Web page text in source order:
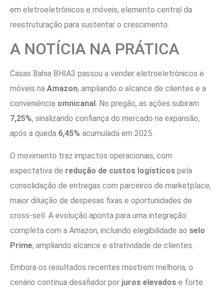
em eletroeletrônicos e móveis, elemento central da
reestruturação para sustentar o crescimento.
A NOTÍCIA NA PRÁTICA
Casas Bahia BHIA3 passou a vender eletroeletrônicos e
móveis na Amazon, ampliando o alcance de clientes e a
conveniência omnicanal . No pregão, as ações subiram
7,25%, sinalizando confiança do mercado na expansão,
após a queda 6,45% acumulada em 2025.
O movimento traz impactos operacionais, com
expectativa de redução de custos logísticos pela
consolidação de entregas com parceiros de marketplace,
maior diluição de despesas fixas e oportunidades de
cross-sell. A evolução aponta para uma integração
completa com a Amazon, incluindo elegibilidade ao selo
Prime, ampliando alcance e atratividade de clientes.
Embora os resultados recentes mostrem melhoria, o
cenário continua desafiador por juros elevados e forte